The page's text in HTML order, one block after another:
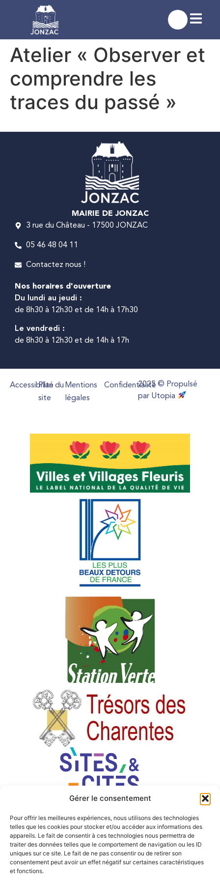
Gérer le consentement
Pour offrir les meilleures expériences, nous utilisons des technologies
telles que les cookies pour stocker et/ou accéder aux informations des
appareils. Le fait de consentir à ces technologies nous permettra de
traiter des données telles que le comportement de navigation ou les ID
uniques sur ce site. Le fait de ne pas consentir ou de retirer son
consentement peut avoir un effet négatif sur certaines caractéristiques
et fonctions.
Atelier « Observer et
comprendre les
traces du passé »
MAIRIE DE JONZAC
3 rue du Château - 17500 JONZAC
05 46 48 04 11
Contactez nous !
Nos horaires d'ouverture
Du lundi au jeudi :
de 8h30 à 12h30 et de 14h à 17h30
Le vendredi :
de 8h30 à 12h30 et de 14h à 17h
Accessibilité
Plan du
site
Mentions
légales
Confidentialité2025 © Propulsé
par Utopia